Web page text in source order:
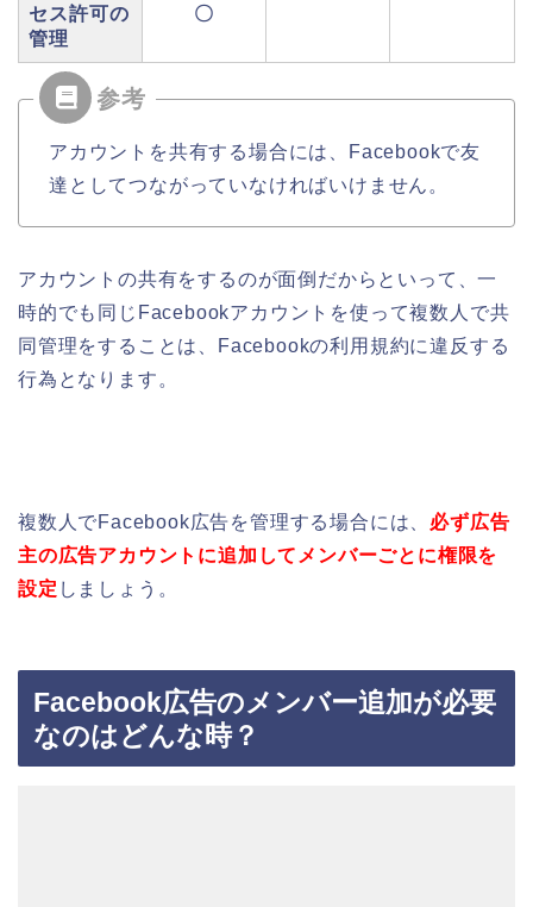
セス許可の
管理
〇
アカウントを共有する場合には、Facebookで友
達としてつながっていなければいけません。
アカウントの共有をするのが面倒だからといって、一
時的でも同じFacebookアカウントを使って複数人で共
同管理をすることは、Facebookの利用規約に違反する
行為となります。
複数人でFacebook広告を管理する場合には、 必ず広告
主の広告アカウントに追加してメンバーごとに権限を
設定 しましょう。
Facebook広告のメンバー追加が必要
なのはどんな時？